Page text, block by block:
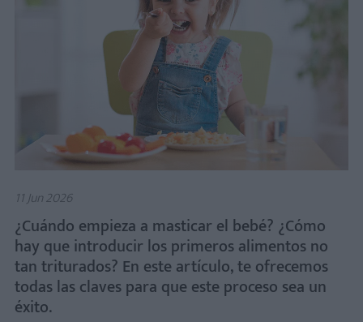
11 Jun 2026
¿Cuándo empieza a masticar el bebé? ¿Cómo
hay que introducir los primeros alimentos no
tan triturados? En este artículo, te ofrecemos
todas las claves para que este proceso sea un
éxito.